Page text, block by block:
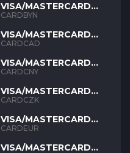
VISA/MASTERCARD
BYN
CARDBYN
VISA/MASTERCARD
CAD
CARDCAD
VISA/MASTERCARD
CNY
CARDCNY
VISA/MASTERCARD
CZK
CARDCZK
VISA/MASTERCARD
EUR
CARDEUR
VISA/MASTERCARD